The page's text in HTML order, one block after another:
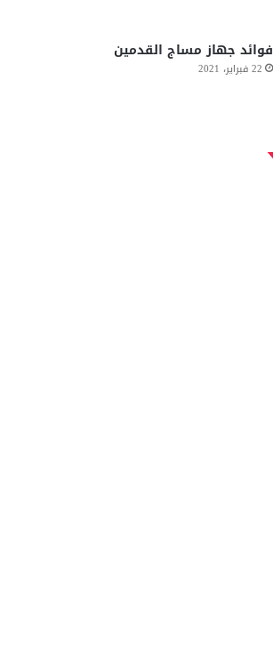
فوائد جهاز مساج القدمين
22 فبراير، 2021